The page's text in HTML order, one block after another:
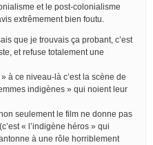
et le post-colonialisme
extrêmement bien foutu.
que je trouvais ça probant, c’est
et refuse totalement une
à ce niveau-là c’est la scène de
indigènes » qui noient leur
seulement le film ne donne pas
« l’indigène héros » qui
à une rôle horriblement